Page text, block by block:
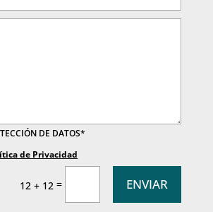
DE DATOS*
de Privacidad
12 + 12 = ENVIAR